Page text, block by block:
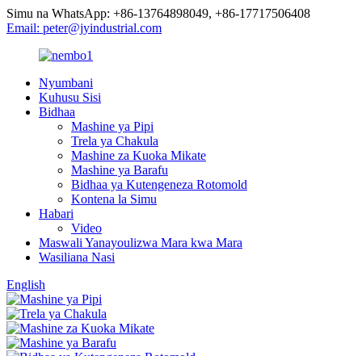
Simu na WhatsApp: +86-13764898049, +86-17717506408
Email: peter@jyindustrial.com
Nyumbani
Kuhusu Sisi
Bidhaa
Mashine ya Pipi
Trela ​​ya Chakula
Mashine za Kuoka Mikate
Mashine ya Barafu
Bidhaa ya Kutengeneza Rotomold
Kontena la Simu
Habari
Video
Maswali Yanayoulizwa Mara kwa Mara
Wasiliana Nasi
English